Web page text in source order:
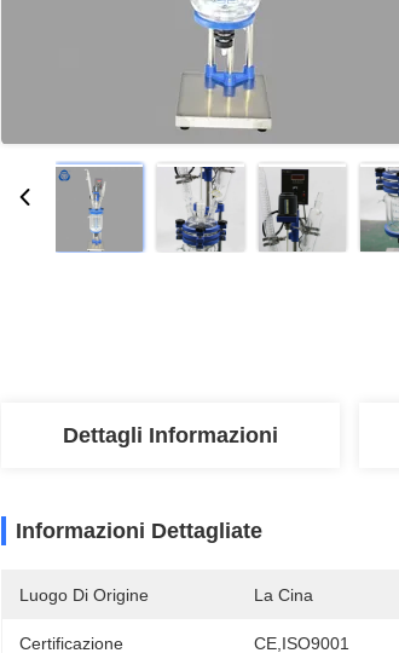
Dettagli Informazioni
Informazioni Dettagliate
Luogo Di Origine La Cina
Certificazione CE,ISO9001